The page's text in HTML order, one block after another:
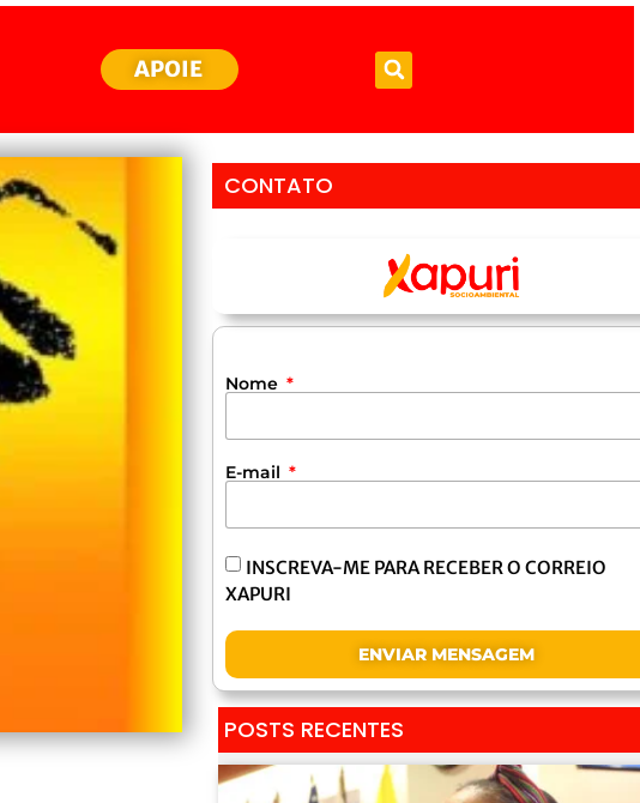
APOIE
CONTATO
Nome
E-mail
INSCREVA-ME PARA RECEBER O CORREIO
XAPURI
ENVIAR MENSAGEM
POSTS RECENTES